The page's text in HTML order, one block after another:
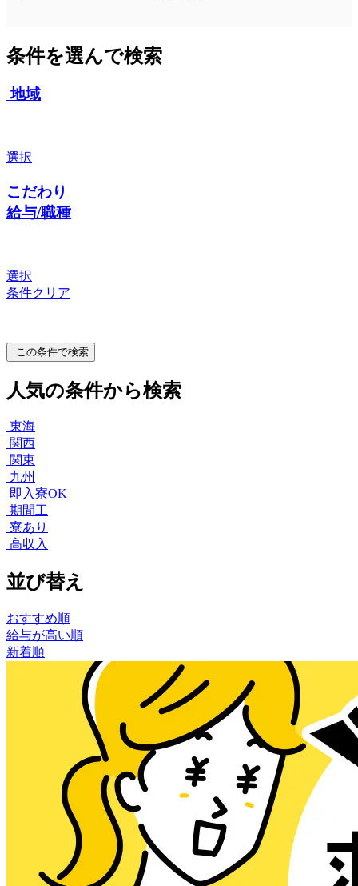
条件を選んで検索
地域
選択
こだわり
給与/職種
選択
条件クリア
この条件で検索
人気の条件から検索
東海
関西
関東
九州
即入寮OK
期間工
寮あり
高収入
並び替え
おすすめ順
給与が高い順
新着順